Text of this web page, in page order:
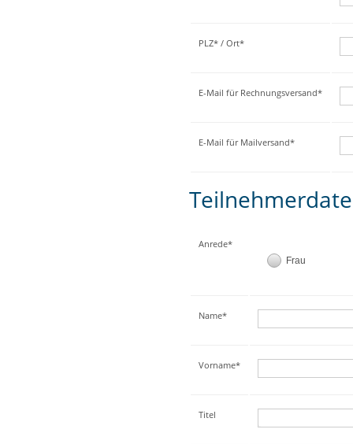
PLZ* / Ort*
E-Mail für Rechnungsversand*
E-Mail für Mailversand*
Anrede*
Frau
Name*
Vorname*
Titel